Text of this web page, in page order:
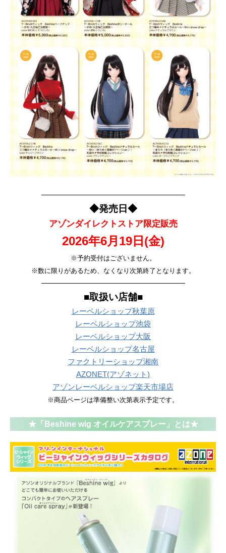
———————————————————
◆発売日◆
アゾンダイレクトストア限定販売
2026年6月19日(金)
※予約受付はございません。
※数に限りがあるため、なくなり次第終了となります。
———————————————————
■取扱い店舗■
レーベルショップ秋葉原
レーベルショップ池袋
レーベルショップ大阪
レーベルショップ名古屋
ファクトリーショップ湘南
AZONET(アゾネット)
アゾンレーベルショップ楽天市場店
※商品ページは準備整い次第表示予定です。
★「Beshine wig オイルケアスプレー」とは★